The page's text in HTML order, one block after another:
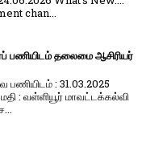
chan...
பணியிடம் தலைமை ஆசிரியர்
பணியிடம் : 31.03.2025
: வள்ளியூர் மாவட்டக்கல்வி